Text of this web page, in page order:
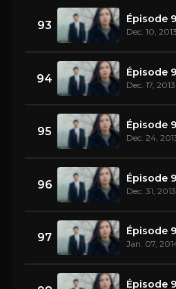
93 Épisode
Dec. 10, 2013
94 Épisode
Dec. 17, 2013
95 Épisode
Dec. 24,
96 Épisode
Dec. 31, 2013
97 Épisode
Jan. 07,
Épisode